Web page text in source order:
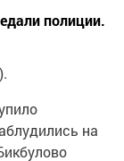
полиции.
на